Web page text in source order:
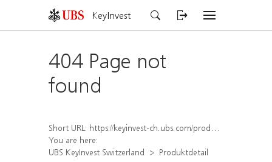
KeyInvest
404 Page not
found
Short URL: https://keyinvest-ch.ubs.com/produkt/detail/index/isin/CH1578791662
You are here:
UBS KeyInvest Switzerland
Produktdetail